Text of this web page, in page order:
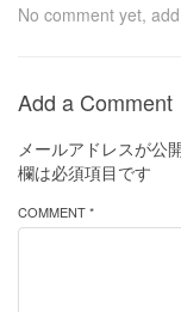
No comment yet,
Add a Comment
メールアドレスが公
欄は必須項目です
COMMENT *